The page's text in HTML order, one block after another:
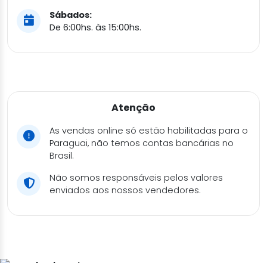
Sábados:
De 6:00hs. às 15:00hs.
Atenção
As vendas online só estão habilitadas para o
Paraguai, não temos contas bancárias no
Brasil.
Não somos responsáveis pelos valores
enviados aos nossos vendedores.